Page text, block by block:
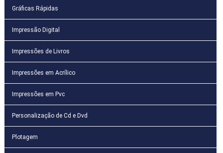
Gráficas Rápidas
Impressão Digital
Impressões de Livros
Impressões em Acrílico
Impressões em Pvc
Personalização de Cd e Dvd
Plotagem